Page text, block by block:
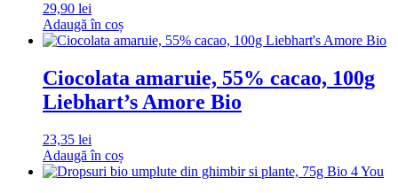
29,90 lei
Adaugă în coș
Ciocolata amaruie, 55% cacao, 100g
Liebhart’s Amore Bio
23,35 lei
Adaugă în coș